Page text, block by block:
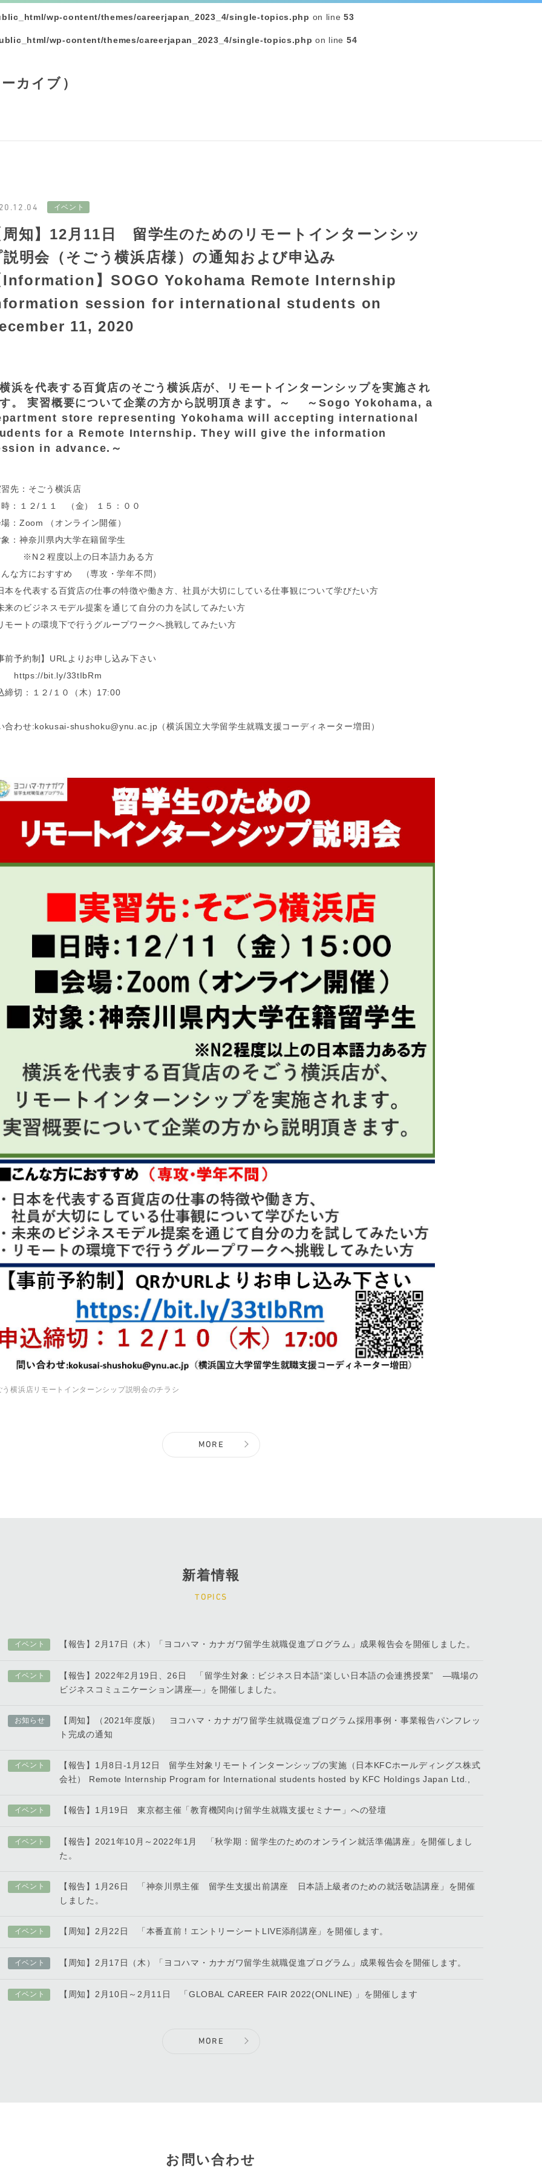
wp-content/themes/careerjapan_2023_4/single-topics.php on line53
wp-content/themes/careerjapan_2023_4/single-topics.php on line 54
カイブ）
周知】12月11日 留学生のためのリモートインターンシッ
説明会（そごう横浜店様）の通知および申込み
Information】SOGO Yokohama Remote Internship
session for international students on
11, 2020
浜を代表する百貨店のそごう横浜店が、リモートインターンシップを実施され
。 実習概要について企業の方から説明頂きます。～ ～Sogo Yokohama, a
store representing Yokohama will accepting international
for a Remote Internship. They will give the information
in advance.～
先：そごう横浜店
：１２/１１ （金） １５：００
：Zoom （オンライン開催）
：神奈川県内大学在籍留学生
２程度以上の日本語力ある方
な方におすすめ （専攻・学年不問）
本を代表する百貨店の仕事の特徴や働き方、社員が大切にしている仕事観について学びたい方
来のビジネスモデル提案を通じて自分の力を試してみたい方
モートの環境下で行うグループワークへ挑戦してみたい方
前予約制】URLよりお申し込み下さい
bit.ly/33tIbRm
締切：１２/１０（木）17:00
合わせ:kokusai-shushoku@ynu.ac.jp（横浜国立大学留学生就職支援コーディネーター増田）
う横浜店リモートインターンシップ説明会のチラシ
MORE
新着情報
TOPICS
イベント 【報告】2月17日（木）「ヨコハマ・カナガワ留学生就職促進プログラム」成果報告会を開催しました。
イベント
【報告】2022年2月19日、26日 「留学生対象：ビジネス日本語“楽しい日本語の会連携授業” ―職場の
ビジネスコミュニケーション講座―」を開催しました。
お知らせ
【周知】（2021年度版） ヨコハマ・カナガワ留学生就職促進プログラム採用事例・事業報告パンフレッ
ト完成の通知
イベント
【報告】1月8日-1月12日 留学生対象リモートインターンシップの実施（日本KFCホールディングス株式
会社） Remote Internship Program for International students hosted by KFC Holdings Japan Ltd.,
イベント 【報告】1月19日 東京都主催「教育機関向け留学生就職支援セミナー」への登壇
イベント
【報告】2021年10月～2022年1月 「秋学期：留学生のためのオンライン就活準備講座」を開催しまし
た。
イベント
【報告】1月26日 「神奈川県主催 留学生支援出前講座 日本語上級者のための就活敬語講座」を開催
しました。
イベント 【周知】2月22日 「本番直前！エントリーシートLIVE添削講座」を開催します。
イベント 【周知】2月17日（木）「ヨコハマ・カナガワ留学生就職促進プログラム」成果報告会を開催します。
イベント 【周知】2月10日～2月11日 「GLOBAL CAREER FAIR 2022(ONLINE) 」を開催します
MORE
お問い合わせ